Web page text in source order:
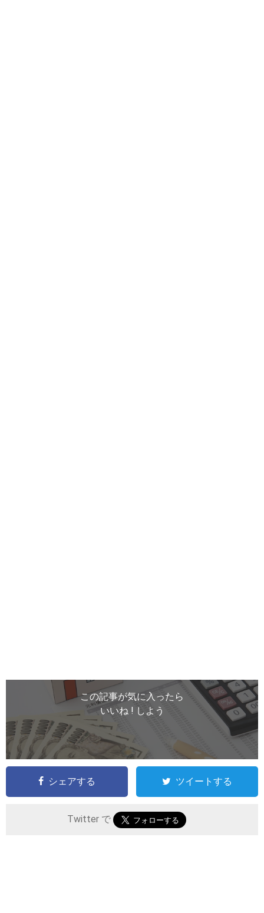
この記事が気に入ったら
いいね ! しよう
シェアする ツイートする
Twitter で